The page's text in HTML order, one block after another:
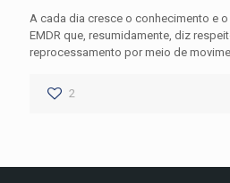
A cada dia cresce o conhecimento e
EMDR que, resumidamente, diz
reprocessamento por meio de
2